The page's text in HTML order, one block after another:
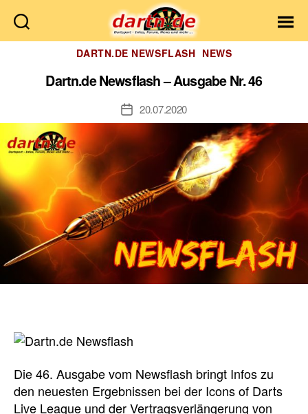
Dartn.de
Kategorien
DARTN.DE NEWSFLASH NEWS
Dartn.de Newsflash – Ausgabe Nr. 46
Veröffentlichungsdatum
20.07.2020
Die 46. Ausgabe vom Newsflash bringt Infos zu
den neuesten Ergebnissen bei der Icons of Darts
Live League und der Vertragsverlängerung von